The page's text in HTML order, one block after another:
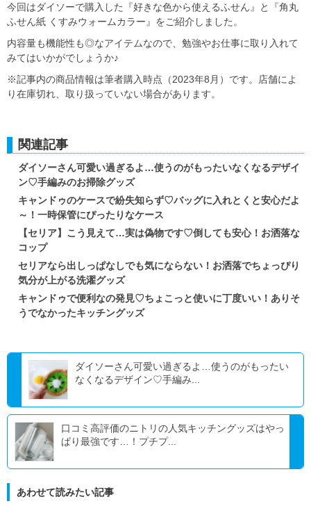
今回はダイソーで購入した『好きな色から使えるふせん』と『角丸
ふせん紙 くすみウォームカラー』をご紹介しました。
内容量も機能性も◎なアイテムなので、勉強やお仕事に取り入れて
みてはいかがでしょうか♪
※記事内の商品情報は筆者購入時点（2023年8月）です。店舗によ
り在庫切れ、取り扱っていない場合があります。
関連記事
ダイソーさん可愛い過ぎるよ…使うのがもったいなくなるデザイ
ン♡手編みのお掃除グッズ
キャンドゥのケースで紛失知らず♡バッグに入れとくと安心だよ
～！一時保管にぴったりなケース
【セリア】こう見えて…実は偽物です♡倒しても安心！お洒落な
コップ
セリアなら出しっぱなしでも気にならない！お洒落でちょっぴり
気分が上がる洗濯グッズ
キャンドゥで便利なの発見♡ちょこっと使いに丁度いい！ありそ
うでなかったキッチングッズ
ダイソーさん可愛い過ぎるよ…使うのがもったい
なくなるデザイン♡手編み...
口コミ高評価のニトリの人気キッチングッズはやっ
ぱり最強です…！プチプ...
あわせて読みたい記事